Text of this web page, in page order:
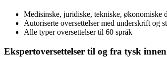
Medisinske, juridiske, tekniske, økonomiske
Autoriserte oversettelser med underskrift og
Alle typer oversettelser til 60 språk
Ekspertoversettelser til og fra tysk